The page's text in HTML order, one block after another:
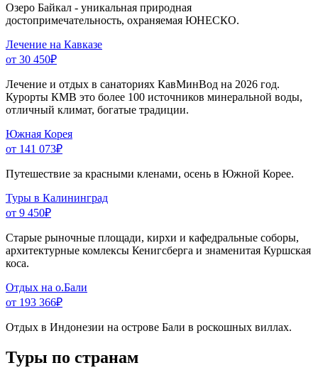
Озеро Байкал - уникальная природная
достопримечательность, охраняемая ЮНЕСКО.
Лечение на Кавказе
от 30 450₽
Лечение и отдых в санаториях КавМинВод на 2026 год.
Курорты КМВ это более 100 источников минеральной воды,
отличный климат, богатые традиции.
Южная Корея
от 141 073₽
Путешествие за красными кленами, осень в Южной Корее.
Туры в Калининград
от 9 450₽
Старые рыночные площади, кирхи и кафедральные соборы,
архитектурные комлексы Кенигсберга и знаменитая Куршская
коса.
Отдых на о.Бали
от 193 366₽
Отдых в Индонезии на острове Бали в роскошных виллах.
Туры по странам